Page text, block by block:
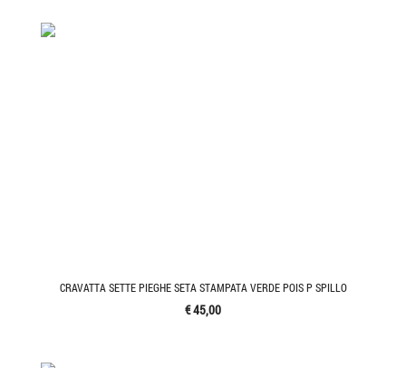
CRAVATTA SETTE PIEGHE SETA STAMPATA VERDE POIS P SPILLO
€ 45,00